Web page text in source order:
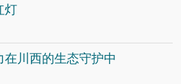
灯
川西的生态守护中